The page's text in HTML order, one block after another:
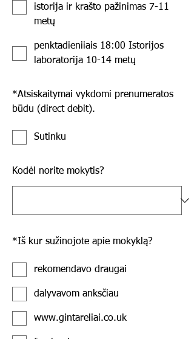
istorija ir krašto pažinimas 7-11
metų
penktadieniiais 18:00 Istorijos
laboratorija 10-14 metų
*Atsiskaitymai vykdomi prenumeratos
būdu (direct debit).
Sutinku
Kodėl norite mokytis?
*Iš kur sužinojote apie mokyklą?
rekomendavo draugai
dalyvavom anksčiau
www.gintareliai.co.uk